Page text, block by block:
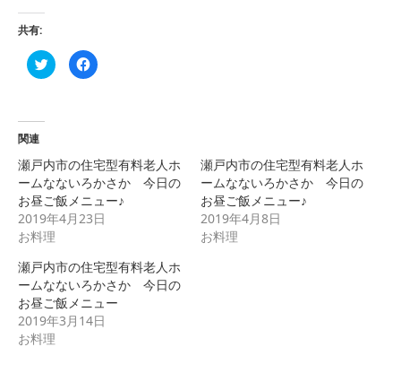
共有:
ク
リ
有
(新
し
い
ウ
ィ
ン
ド
ウ
開
き
ま
す)
Facebook
で
リ
ッ
ク
し
て
く
だ
し
い
ウ
ィ
ン
ド
ウ
関連
瀬戸内市の住宅型有料老人ホ
ームなないろかさか 今日の
お昼ご飯メニュー♪
2019年4月23日
お料理
瀬戸内市の住宅型有料老人ホ
ームなないろかさか 今日の
お昼ご飯メニュー♪
2019年4月8日
お料理
瀬戸内市の住宅型有料老人ホ
ームなないろかさか 今日の
お昼ご飯メニュー
2019年3月14日
お料理